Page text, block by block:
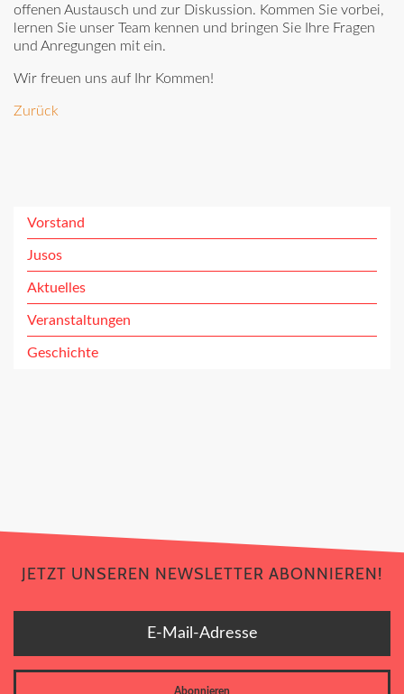
offenen Austausch und zur Diskussion. Kommen Sie vorbei,
lernen Sie unser Team kennen und bringen Sie Ihre Fragen
und Anregungen mit ein.
Wir freuen uns auf Ihr Kommen!
Zurück
Vorstand
Jusos
Aktuelles
Veranstaltungen
Geschichte
JETZT UNSEREN NEWSLETTER ABONNIEREN!
Abonnieren